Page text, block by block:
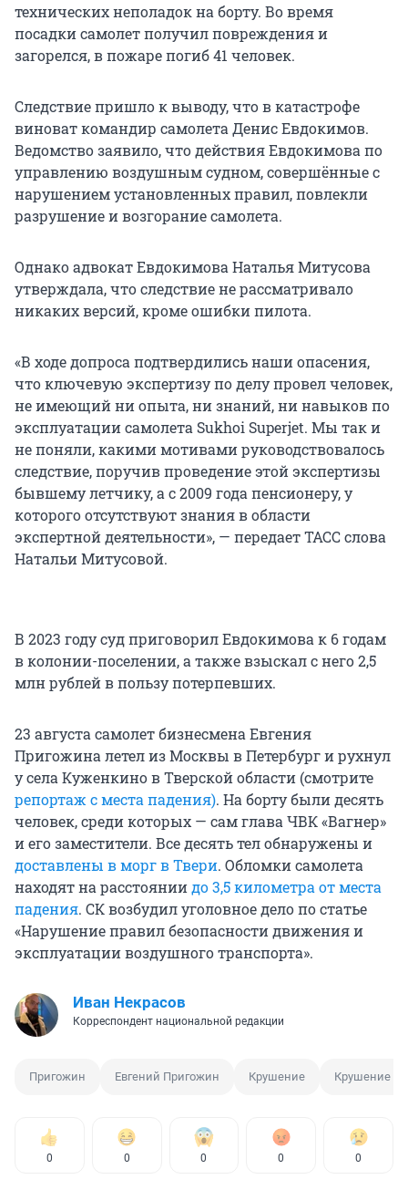
технических неполадок на борту. Во время
посадки самолет получил повреждения и
загорелся, в пожаре погиб 41 человек.
Следствие пришло к выводу, что в катастрофе
виноват командир самолета Денис Евдокимов.
Ведомство заявило, что действия Евдокимова по
управлению воздушным судном, совершённые с
нарушением установленных правил, повлекли
разрушение и возгорание самолета.
Однако адвокат Евдокимова Наталья Митусова
утверждала, что следствие не рассматривало
никаких версий, кроме ошибки пилота.
«В ходе допроса подтвердились наши опасения,
что ключевую экспертизу по делу провел человек,
не имеющий ни опыта, ни знаний, ни навыков по
эксплуатации самолета Sukhoi Superjet. Мы так и
не поняли, какими мотивами руководствовалось
следствие, поручив проведение этой экспертизы
бывшему летчику, а с 2009 года пенсионеру, у
которого отсутствуют знания в области
экспертной деятельности», — передает ТАСС слова
Натальи Митусовой.
В 2023 году суд приговорил Евдокимова к 6 годам
в колонии-поселении, а также взыскал с него 2,5
млн рублей в пользу потерпевших.
23 августа самолет бизнесмена Евгения
Пригожина летел из Москвы в Петербург и рухнул
у села Куженкино в Тверской области (смотрите
репортаж с места падения). На борту были десять
человек, среди которых — сам глава ЧВК «Вагнер»
и его заместители. Все десять тел обнаружены и
доставлены в морг в Твери. Обломки самолета
находят на расстояниидо 3,5 километра от места
падения. СК возбудил уголовное дело по статье
«Нарушение правил безопасности движения и
эксплуатации воздушного транспорта».
Иван Некрасов
Корреспондент национальной редакции
Пригожин Евгений Пригожин Крушение Крушение
0 0 0 0 0